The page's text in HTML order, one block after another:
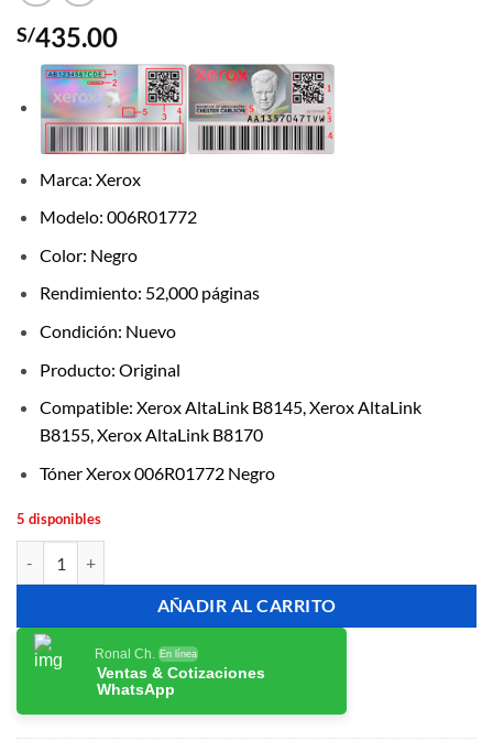
S/435.00
Marca: Xerox
Modelo: 006R01772
Color: Negro
Rendimiento: 52,000 páginas
Condición: Nuevo
Producto: Original
Compatible: Xerox AltaLink B8145, Xerox AltaLink
B8155, Xerox AltaLink B8170
Tóner Xerox 006R01772 Negro
5 disponibles
AÑADIR AL CARRITO
Ronal Ch. En línea
Ventas & Cotizaciones
WhatsApp